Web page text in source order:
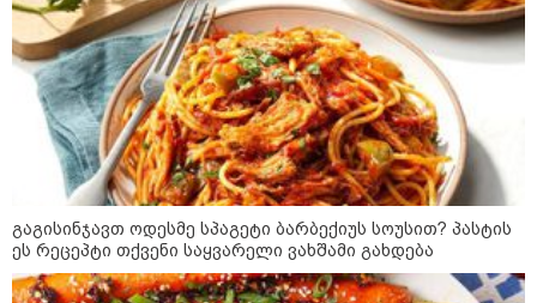
სამოქალაქო საზოგადოების
წარმომადგენლები 2008 წლის
რუსეთ-საქართველოს აგვისტოს
ომის 18 წლისთავთან
დაკავშირებით ერთობლივ
განცხადებას ავრცელებენ
22:35 / 06-08-2026
"კიდევ ერთხელ მოვუწოდებ
საქართველოს მთავრობას, მისი
დაუყოვნებლივი და უპირობო
გათავისუფლებისკენ" - რას
წერს ეუთო-ს წარმომადგენელი
მზია ამაღლობელზე?
გაგისინჯავთ ოდესმე სპაგეტი ბარბექიუს სოუსით? პასტის
ეს რეცეპტი თქვენი საყვარელი ვახშამი გახდება